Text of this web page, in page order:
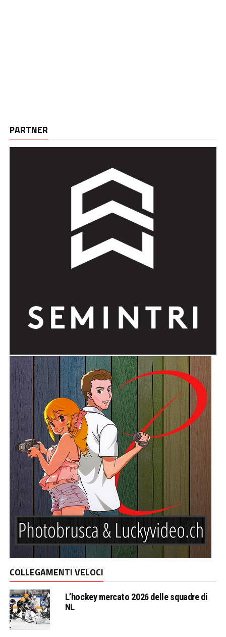
PARTNER
COLLEGAMENTI VELOCI
L’hockey mercato 2026 delle squadre di
NL